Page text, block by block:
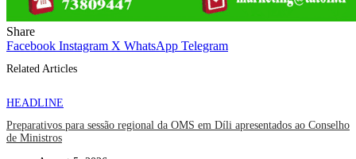
Share
Facebook Instagram X WhatsApp Telegram
Related Articles
HEADLINE
Preparativos para sessão regional da OMS em Díli apresentados ao Conselho
de Ministros